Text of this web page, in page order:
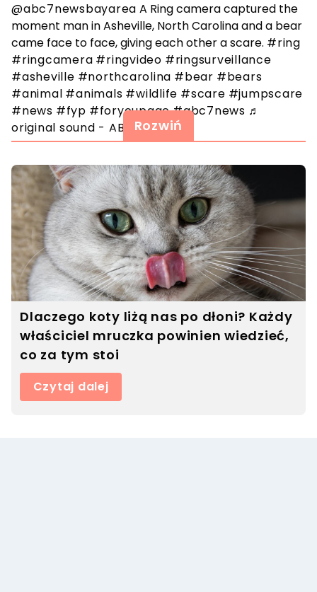
@abc7newsbayarea A Ring camera captured the
moment man in Asheville, North Carolina and a bear
came face to face, giving each other a scare. #ring
#ringcamera #ringvideo #ringsurveillance
#asheville #northcarolina #bear #bears
#animal #animals #wildlife #scare #jumpscare
#news #fyp #foryoupage#abc7news ♬
original sound - ABC7 News
Rozwiń
Dlaczego koty liżą nas po dłoni? Każdy
właściciel mruczka powinien wiedzieć,
co za tym stoi
Czytaj dalej